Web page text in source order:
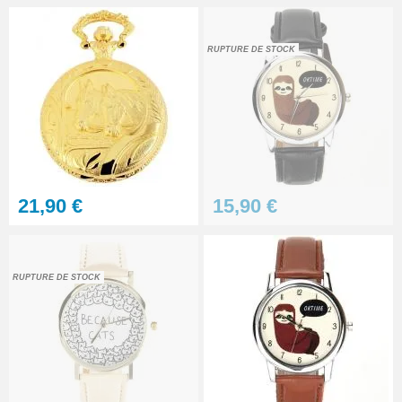
RUPTURE DE STOCK
Lot 7 seringues pâte diamant -
polir verre de montre
39,90 €
Pied à coulisse digital pas cher
Cloche de démontage horloger
14,90 €
Marteau d'horlogerie
21,90 €
RUPTURE DE STOCK
15,90 €
RUPTURE DE STOCK